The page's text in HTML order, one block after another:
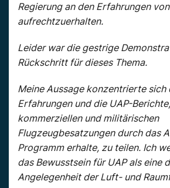
Regierung an den Erfahrungen
aufrechtzuerhalten.
Leider war die gestrige
Rückschritt für dieses Thema.
Meine Aussage konzentrierte sich
Erfahrungen und die UAP-
kommerziellen und militärischen
Flugzeugbesatzungen durch das
Programm erhalte, zu teilen. Ich
das Bewusstsein für UAP als eine
Angelegenheit der Luft- und